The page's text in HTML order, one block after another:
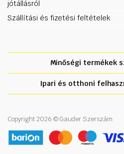
jótállásról
Szállítási és fizetési feltételek
Minőségi termékek
Ipari és otthoni
Copyright 2026 © Gauder Szerszám